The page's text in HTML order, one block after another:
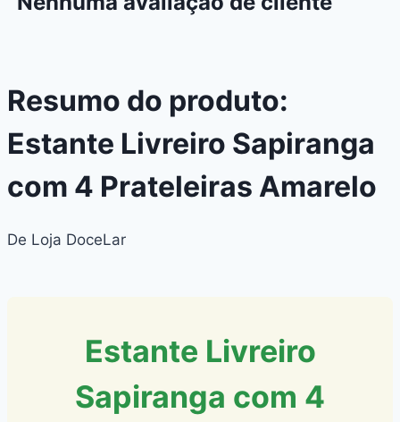
Resumo do produto:
Estante Livreiro Sapiranga
com 4 Prateleiras Amarelo
De Loja DoceLar
Estante Livreiro
Sapiranga com 4